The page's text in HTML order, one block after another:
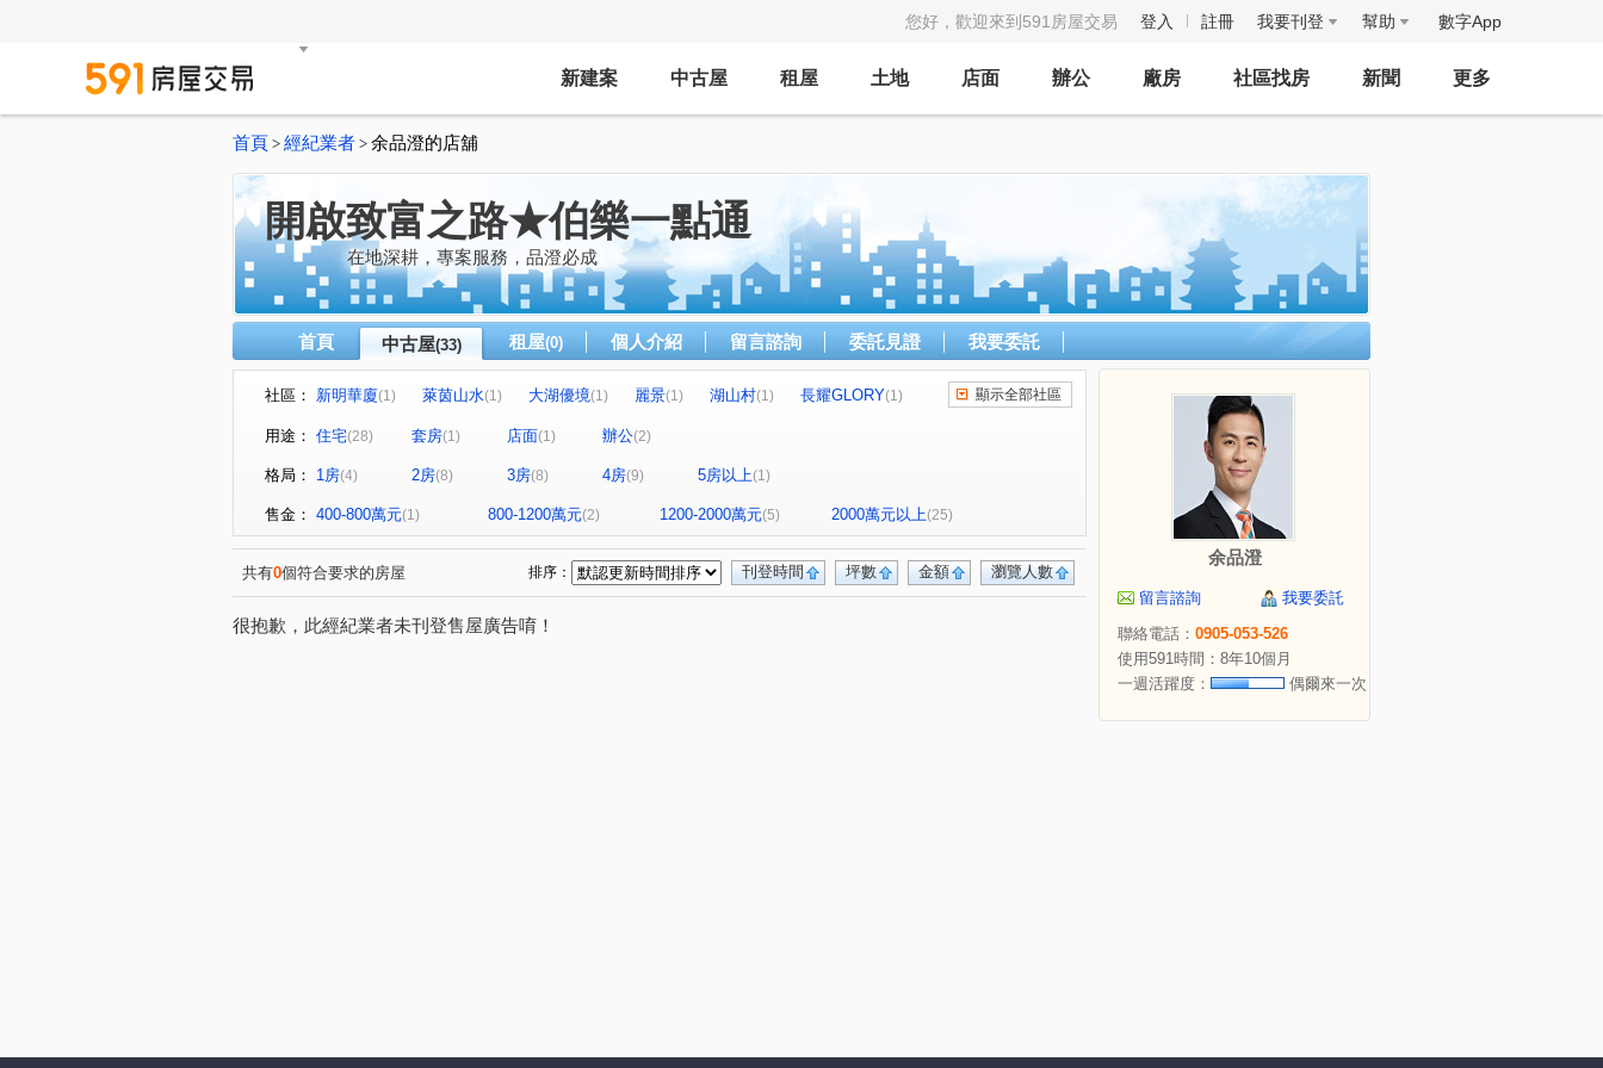
您好，歡迎來到591房屋交易 登入 註冊 我要刊登 幫助 數字App
新建案 中古屋 租屋 土地 店面 辦公 廠房 社區找房 新聞 更多
首頁 > 經紀業者 > 余品澄的店舖
開啟致富之路★伯樂一點通
在地深耕，專案服務，品澄必成
首頁 中古屋(33) 租屋(0) 個人介紹 留言諮詢 委託見證 我要委託
社區： 新明華廈(1) 萊茵山水(1) 大湖優境(1) 麗景(1) 湖山村(1) 長耀GLORY(1)
昇陽之道 瓏山林藝術館(1) (1)
錦和麗園 陽光水岸 綠大地 時間之外 (1) 城市光點
福邸龍門A區(1) (1) 華隆經貿(1) 中研首席(1) 坤德六荷 康寧天闊(1)
力霸國鼎大廈(1) 詠大直(1) 新明路(1) 康寧路一段(2) 汐平路二段(1)
星雲街(4) 康寧路三段(3) 成功路四段 (2) 民權東路六段(3)
新豐街(1) 行善路(2) 新台五路二段(1) 明水路(1) 陽光街(1) 錦和路(1)
向陽路(1) 康樂街(1) 內湖路一段
顯示全部社區
用途： 住宅(28) 套房(1) 店面(1) 辦公(2)
格局： 1房(4) 2房(8) 3房(8) 4房(9) 5房以上(1)
售金： 400-800萬元(1) 800-1200萬元(2) 1200-2000萬元(5) 2000萬元以上(25)
共有0個符合要求的房屋 瀏覽人數
金額
坪數
刊登時間
排序：
很抱歉，此經紀業者未刊登售屋廣告唷！
余品澄
留言諮詢
我要委託
聯絡電話： 0905-053-526
使用591時間：8年10個月
一週活躍度：
偶爾來一次